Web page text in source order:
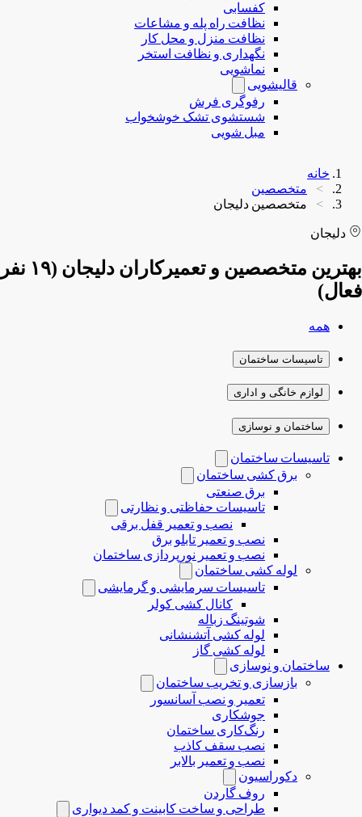
کفسابی
نظافت راه پله و مشاعات
نظافت منزل و محل کار
نگهداری و نظافت استخر
نماشویی
قالیشویی
رفوگری فرش
شستشوی تشک خوشخواب
مبل شویی
خانه
متخصصین
متخصصین دلیجان
دلیجان
بهترین متخصصین و تعمیرکاران دلیجان (۱۹ نفر
فعال)
همه
تاسیسات ساختمان
لوازم خانگی و اداری
ساختمان و نوسازی
تاسیسات ساختمان
برق کشی ساختمان
برق صنعتی
تاسیسات حفاظتی و نظارتی
نصب و تعمیر قفل برقی
نصب و تعمیر تابلو برق
نصب و تعمیر نورپردازی ساختمان
لوله کشی ساختمان
تاسیسات سرمایشی و گرمایشی
کانال کشی کولر
شوتینگ زباله
لوله کشی آتشنشانی
لوله کشی گاز
ساختمان و نوسازی
بازسازی و تخریب ساختمان
تعمیر و نصب آسانسور
جوشکاری
رنگ‌کاری ساختمان
نصب سقف کاذب
نصب و تعمیر بالابر
دکوراسیون
روف گاردن
طراحی و ساخت کابینت و کمد دیواری